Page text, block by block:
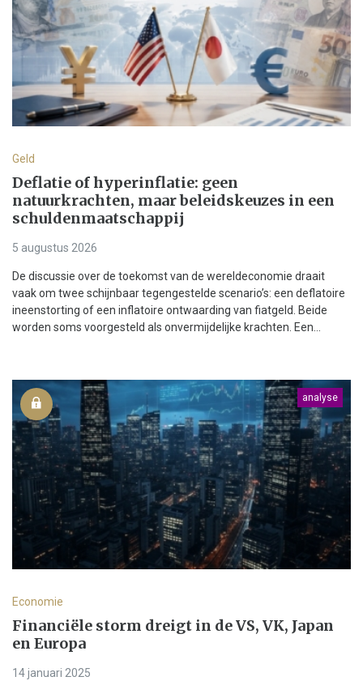
Geld
Deflatie of hyperinflatie: geen
natuurkrachten, maar beleidskeuzes in een
schuldenmaatschappij
5 augustus 2026
De discussie over de toekomst van de wereldeconomie draait
vaak om twee schijnbaar tegengestelde scenario’s: een deflatoire
ineenstorting of een inflatoire ontwaarding van fiatgeld. Beide
worden soms voorgesteld als onvermijdelijke krachten. Een...
analyse
Economie
Financiële storm dreigt in de VS, VK, Japan
en Europa
14 januari 2025